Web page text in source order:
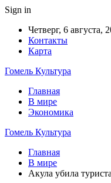
Sign in
Четверг, 6 августа,
Контакты
Карта
Гомель Культура
Главная
В мире
Экономика
Гомель Культура
Главная
В мире
Акула убила